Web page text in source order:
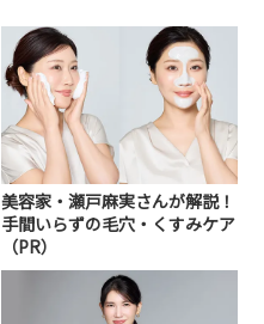
美容家・瀬戸麻実さんが解説！
手間いらずの毛穴・くすみケア
（PR）